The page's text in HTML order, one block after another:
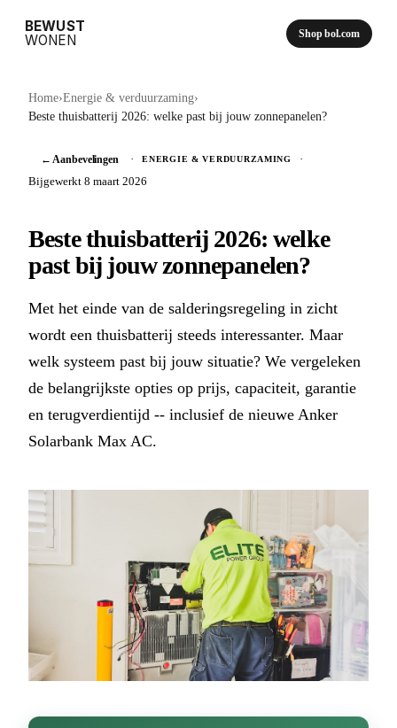
BEWUST
WONEN
Shop bol.com
Home›Energie & verduurzaming›
Beste thuisbatterij 2026: welke past bij jouw zonnepanelen?
← Aanbevelingen · ENERGIE & VERDUURZAMING
·
Bijgewerkt 8 maart 2026
Beste thuisbatterij 2026: welke
past bij jouw zonnepanelen?
Met het einde van de salderingsregeling in zicht
wordt een thuisbatterij steeds interessanter. Maar
welk systeem past bij jouw situatie? We vergeleken
de belangrijkste opties op prijs, capaciteit, garantie
en terugverdientijd -- inclusief de nieuwe Anker
Solarbank Max AC.